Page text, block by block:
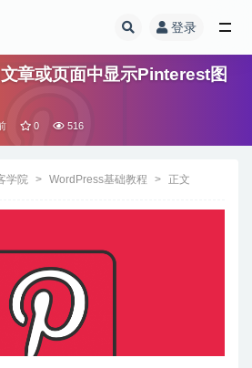
登录
章或页面中显示Pinterest图
0 516
学院 WordPress基础教程 正文